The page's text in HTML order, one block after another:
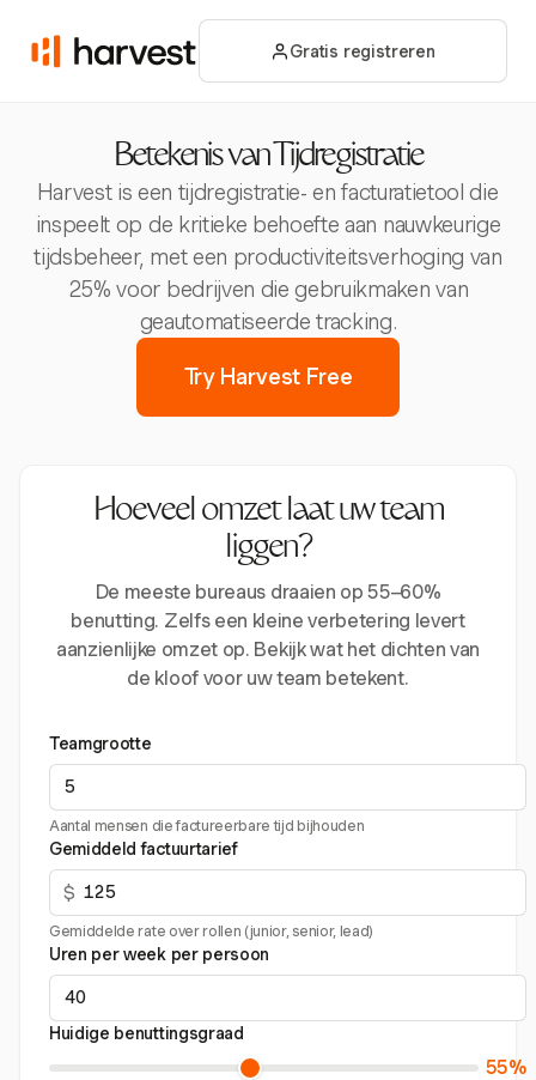
Gratis registreren
Betekenis van Tijdregistratie
Harvest is een tijdregistratie- en facturatietool die
inspeelt op de kritieke behoefte aan nauwkeurige
tijdsbeheer, met een productiviteitsverhoging van
25% voor bedrijven die gebruikmaken van
geautomatiseerde tracking.
Try Harvest Free
Hoeveel omzet laat uw team
liggen?
De meeste bureaus draaien op 55–60%
benutting. Zelfs een kleine verbetering levert
aanzienlijke omzet op. Bekijk wat het dichten van
de kloof voor uw team betekent.
Teamgrootte
Aantal mensen die factureerbare tijd bijhouden
Gemiddeld factuurtarief
$
Gemiddelde rate over rollen (junior, senior, lead)
Uren per week per persoon
Huidige benuttingsgraad
55%